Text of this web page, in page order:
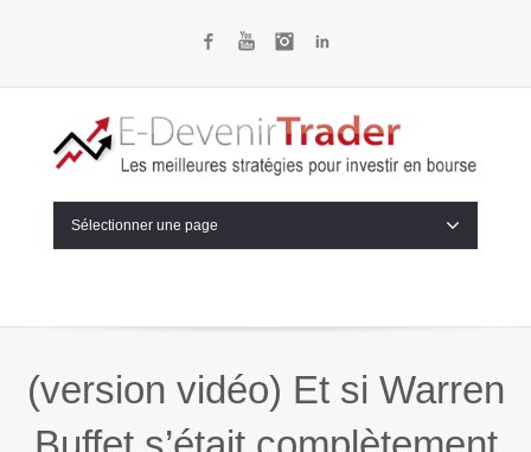
FacebookYouTubeInstagram
Sélectionner une page
(version vidéo) Et si Warren